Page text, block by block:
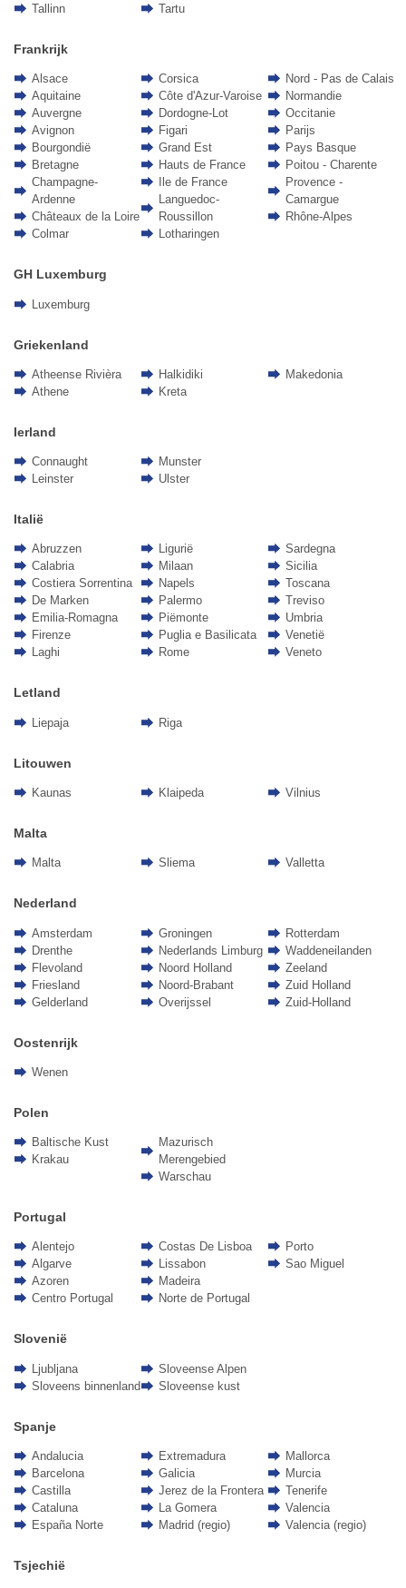
Tallinn Tartu
Frankrijk
Alsace
Aquitaine
Auvergne
Avignon
Bourgondië
Bretagne
Champagne-
Ardenne
Châteaux de la Loire
Colmar
Corsica
Côte d'Azur-Varoise
Dordogne-Lot
Figari
Grand Est
Hauts de France
Ile de France
Languedoc-
Roussillon
Lotharingen
Nord - Pas de Calais
Normandie
Occitanie
Parijs
Pays Basque
Poitou - Charente
Provence -
Camargue
Rhône-Alpes
GH Luxemburg
Luxemburg
Griekenland
Atheense Rivièra
Athene
Halkidiki
Kreta
Makedonia
Ierland
Connaught
Leinster
Munster
Ulster
Italië
Abruzzen
Calabria
Costiera Sorrentina
De Marken
Emilia-Romagna
Firenze
Laghi
Ligurië
Milaan
Napels
Palermo
Piëmonte
Puglia e Basilicata
Rome
Sardegna
Sicilia
Toscana
Treviso
Umbria
Venetië
Veneto
Letland
Liepaja Riga
Litouwen
Kaunas Klaipeda Vilnius
Malta
Malta Sliema Valletta
Nederland
Amsterdam
Drenthe
Flevoland
Friesland
Gelderland
Groningen
Nederlands Limburg
Noord Holland
Noord-Brabant
Overijssel
Rotterdam
Waddeneilanden
Zeeland
Zuid Holland
Zuid-Holland
Oostenrijk
Wenen
Polen
Baltische Kust
Krakau
Mazurisch
Merengebied
Warschau
Portugal
Alentejo
Algarve
Azoren
Centro Portugal
Costas De Lisboa
Lissabon
Madeira
Norte de Portugal
Porto
Sao Miguel
Slovenië
Ljubljana
Sloveens binnenland
Sloveense Alpen
Sloveense kust
Spanje
Andalucia
Barcelona
Castilla
Cataluna
España Norte
Extremadura
Galicia
Jerez de la Frontera
La Gomera
Madrid (regio)
Mallorca
Murcia
Tenerife
Valencia
Valencia (regio)
Tsjechië